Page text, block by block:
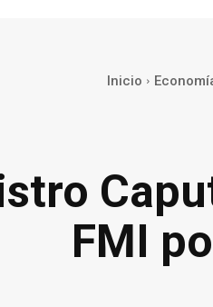
Inicio
FMI